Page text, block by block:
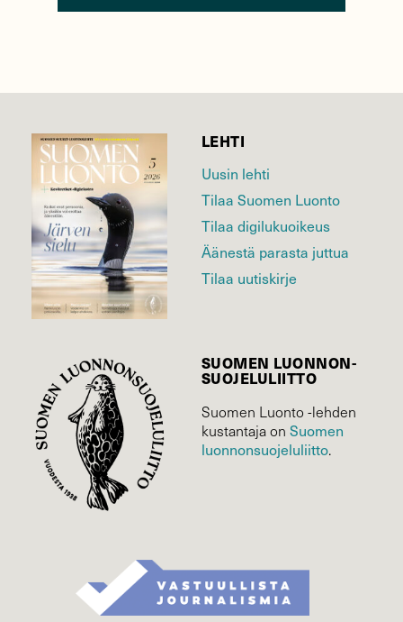
LEHTI
Uusin lehti
Tilaa Suomen Luonto
Tilaa digilukuoikeus
Äänestä parasta juttua
Tilaa uutiskirje
SUOMEN LUONNON­
SUOJELU­LIITTO
Suomen Luonto -lehden
kustantaja on Suomen
luonnonsuojelu­liitto.